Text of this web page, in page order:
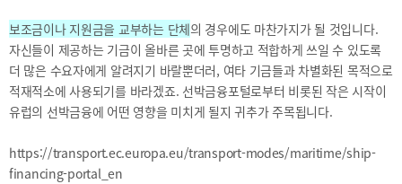
동정
설립목적
연혁
조직도
해양금융센터
CI
보조금이나 지원금을 교부하는 단체의 경우에도 마찬가지가 될 것입니다.
자신들이 제공하는 기금이 올바른 곳에 투명하고 적합하게 쓰일 수 있도록
더 많은 수요자에게 알려지기 바랄뿐더러, 여타 기금들과 차별화된 목적으로
적재적소에 사용되기를 바라겠죠. 선박금융포털로부터 비롯된 작은 시작이
유럽의 선박금융에 어떤 영향을 미치게 될지 귀추가 주목됩니다.
https://transport.ec.europa.eu/transport-modes/maritime/ship-
financing-portal_en